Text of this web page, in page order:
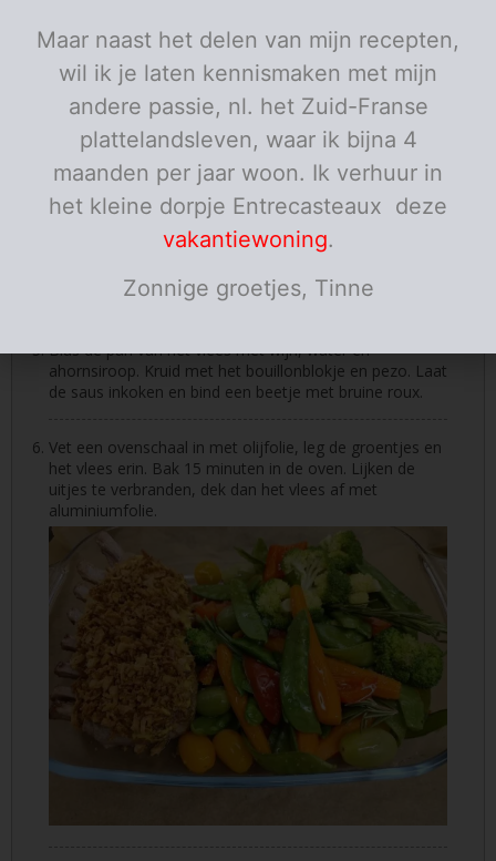
Verwarm de oven voor op 200 graden.
Stoom de groentjes, behalve de tomaatjes beetgaar.
Spoel ze onder koud stromend water.
Zorg dat het vlees op kamertemperatuur is. Haal het
een uur voor het bakken uit de koelkast.
Kruid het vlees goed met pezo en bak het mooi bruin in
besmeer het met mosterd en de gefrituurde uitjes.
Blus de pan van het vlees met wijn, water en
ahornsiroop. Kruid met het bouillonblokje en pezo. Laat
de saus inkoken en bind een beetje met bruine roux.
Vet een ovenschaal in met olijfolie, leg de groentjes en
het vlees erin. Bak 15 minuten in de oven. Lijken de
uitjes te verbranden, dek dan het vlees af met
aluminiumfolie.
Maar naast het delen van mijn recepten,
wil ik je laten kennismaken met mijn
andere passie, nl. het Zuid-Franse
plattelandsleven, waar ik bijna 4
maanden per jaar woon. Ik verhuur in
het kleine dorpje Entrecasteaux deze
vakantiewoning.
Zonnige groetjes, Tinne